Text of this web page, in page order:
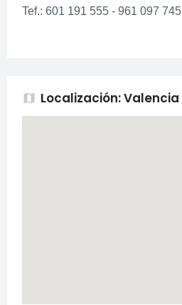
Tef.: 601 191 555 - 961 097 745
map Localización: Valencia